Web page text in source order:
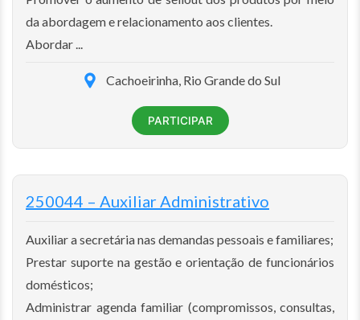
da abordagem e relacionamento aos clientes.
Abordar ...
Cachoeirinha, Rio Grande do Sul
PARTICIPAR
250044 – Auxiliar Administrativo
Auxiliar a secretária nas demandas pessoais e familiares;
Prestar suporte na gestão e orientação de funcionários
domésticos;
Administrar agenda familiar (compromissos, consultas,